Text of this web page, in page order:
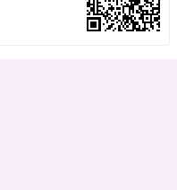
極東上演社第5回公演 「死んで
のキャストを変更します。 川﨑